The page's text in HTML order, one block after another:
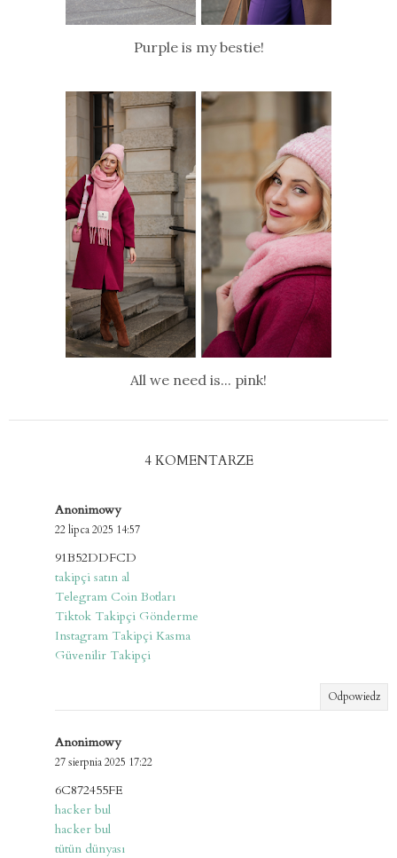
Purple is my bestie!
All we need is... pink!
4 KOMENTARZE
Anonimowy
22 lipca 2025 14:57
91B52DDFCD
takipçi satın al
Telegram Coin Botları
Tiktok Takipçi Gönderme
Instagram Takipçi Kasma
Güvenilir Takipçi
Odpowiedz
Anonimowy
27 sierpnia 2025 17:22
6C872455FE
hacker bul
hacker bul
tütün dünyası